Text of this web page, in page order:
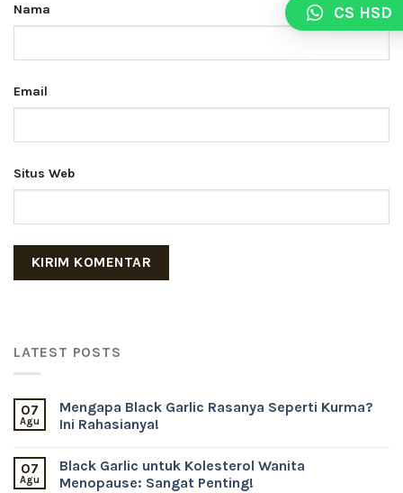
Nama
Email
Situs Web
LATEST POSTS
07
Agu
Mengapa Black Garlic Rasanya Seperti Kurma?
Ini Rahasianya!
07
Agu
Black Garlic untuk Kolesterol Wanita
Menopause: Sangat Penting!
CS HSD